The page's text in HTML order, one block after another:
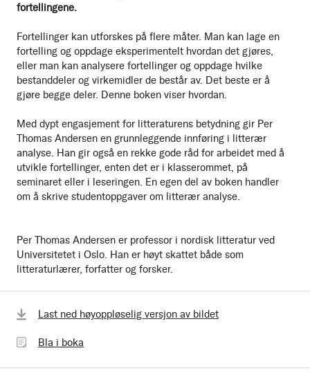
fortellingene.
Fortellinger kan utforskes på flere måter. Man kan lage en
fortelling og oppdage eksperimentelt hvordan det gjøres,
eller man kan analysere fortellinger og oppdage hvilke
bestanddeler og virkemidler de består av. Det beste er å
gjøre begge deler. Denne boken viser hvordan.
Med dypt engasjement for litteraturens betydning gir Per
Thomas Andersen en grunnleggende innføring i litterær
analyse. Han gir også en rekke gode råd for arbeidet med å
utvikle fortellinger, enten det er i klasserommet, på
seminaret eller i leseringen. En egen del av boken handler
om å skrive studentoppgaver om litterær analyse.
Per Thomas Andersen er professor i nordisk litteratur ved
Universitetet i Oslo. Han er høyt skattet både som
litteraturlærer, forfatter og forsker.
Last ned høyoppløselig versjon av bildet
Bla
bokaBla i boka